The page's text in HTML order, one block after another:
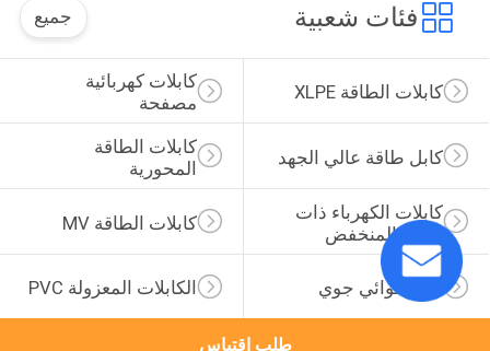
فئات شعبية جميع
كابلات كهربائية
مصفحة
كابلات الطاقة XLPE
كابلات الطاقة
المحورية
كابل طاقة عالي الجهد
كابلات الطاقة MV
كابلات الكهرباء ذات
الجهد المنخفض
الكابلات المعزولة PVC كابل هوائي جوي
طلب اقتباس